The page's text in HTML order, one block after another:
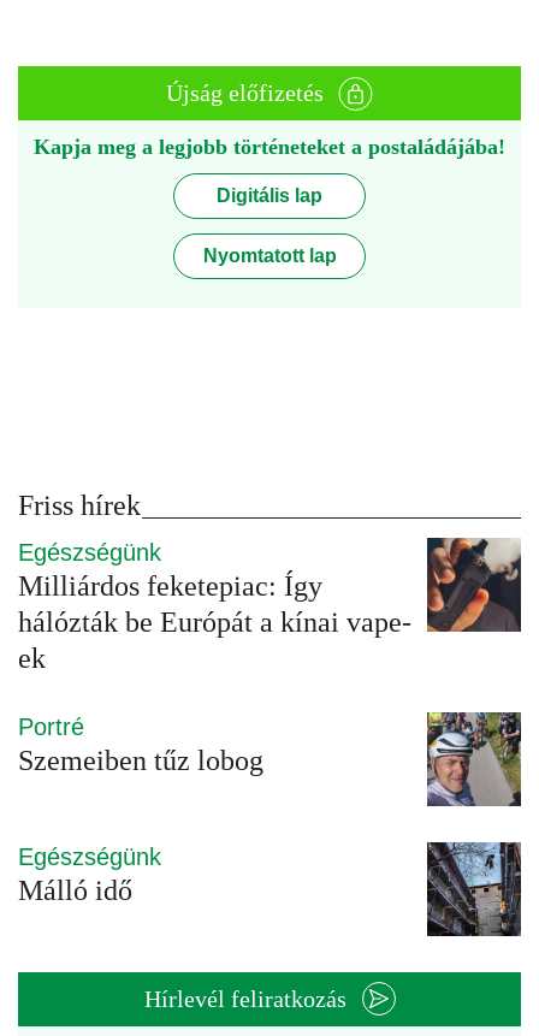
Újság előfizetés
Kapja meg a legjobb történeteket a postaládájába!
Digitális lap
Nyomtatott lap
Friss hírek
Egészségünk
Milliárdos feketepiac: Így
hálózták be Európát a kínai vape-
ek
Portré
Szemeiben tűz lobog
Egészségünk
Málló idő
Hírlevél feliratkozás